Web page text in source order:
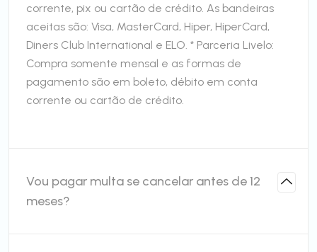
corrente, pix ou cartão de crédito. As bandeiras
aceitas são: Visa, MasterCard, Hiper, HiperCard,
Diners Club International e ELO. * Parceria Livelo:
Compra somente mensal e as formas de
pagamento são em boleto, débito em conta
corrente ou cartão de crédito.
Vou pagar multa se cancelar antes de 12
meses?